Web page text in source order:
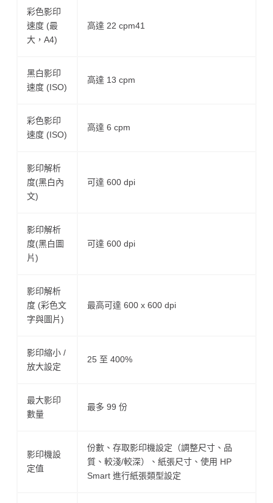
彩色影印
速度 (最
大，A4)
高達 22 cpm41
黑白影印
速度 (ISO)
高達 13 cpm
彩色影印
速度 (ISO)
高達 6 cpm
影印解析
度(黑白內
文)
可達 600 dpi
影印解析
度(黑白圖
片)
可達 600 dpi
影印解析
度 (彩色文
字與圖片)
最高可達 600 x 600 dpi
影印縮小 /
放大設定
25 至 400%
最大影印
數量
最多 99 份
影印機設
定值
份數、存取影印機設定（調整尺寸、品
質、較淺/較深）、紙張尺寸、使用 HP
Smart 進行紙張類型設定